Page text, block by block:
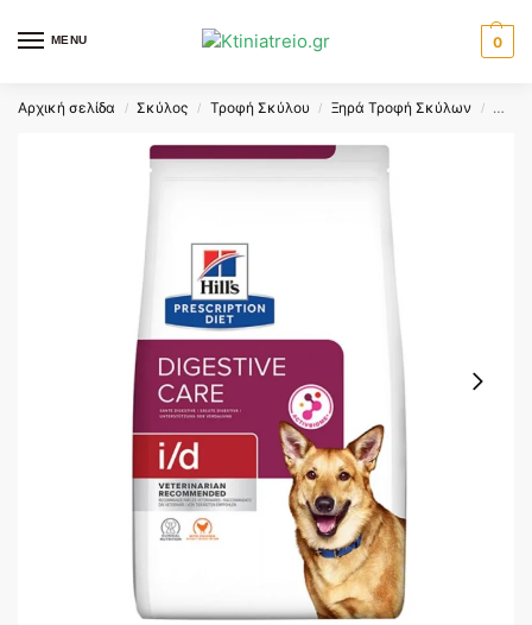
MENU 0
Αρχική σελίδα / Σκύλος / Τροφή Σκύλου / Ξηρά Τροφή Σκύλων /